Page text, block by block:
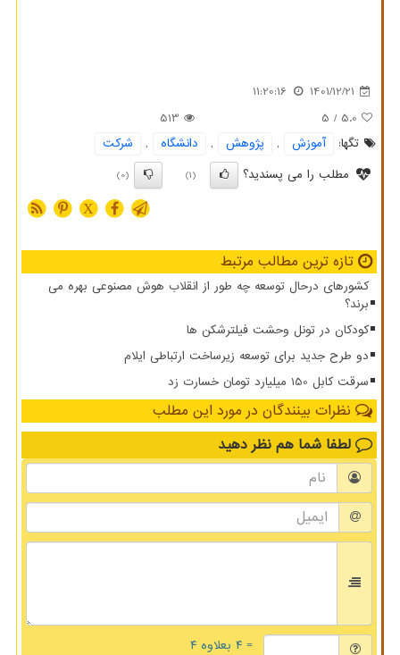
1401/12/21
11:20:16
5.0
/ 5
513
تگها:
آموزش , پژوهش , دانشگاه ,
شركت
مطلب را می پسندید؟
(1)
(0)
X
تازه ترین مطالب مرتبط
کشورهای درحال توسعه چه طور از انقلاب هوش مصنوعی بهره می
برند؟
کودکان در تونل وحشت فیلترشکن ها
دو طرح جدید برای توسعه زیرساخت ارتباطی ایلام
سرقت کابل 150 میلیارد تومان خسارت زد
نظرات بینندگان در مورد این مطلب
لطفا شما هم نظر دهید
= ۴ بعلاوه ۴